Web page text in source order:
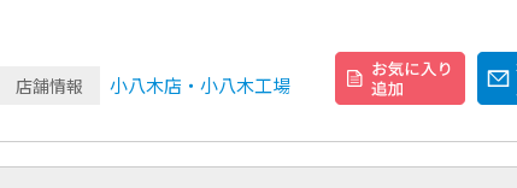
店舗情報 小八木店・小八木工場